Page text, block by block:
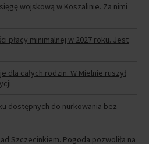
wojskową w Koszalinie. Za nimi
płacy minimalnej w 2027 roku. Jest
dla całych rodzin. W Mielnie ruszył
dostępnych do nurkowania bez
Szczecinkiem. Pogoda pozwoliła na